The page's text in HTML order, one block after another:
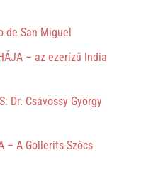
de San Miguel
– az ezerízű India
Dr. Csávossy György
– A Gollerits-Szőcs